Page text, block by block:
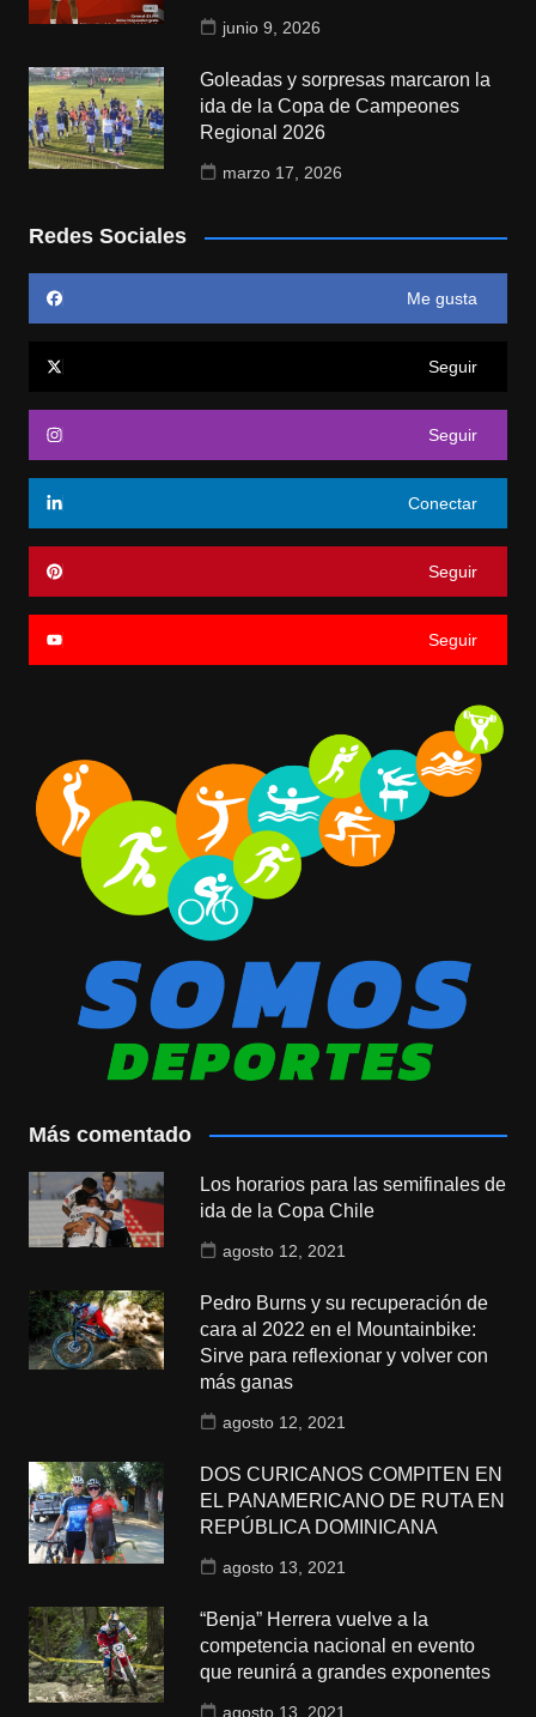
junio 9, 2026
Goleadas y sorpresas marcaron la
ida de la Copa de Campeones
Regional 2026
marzo 17, 2026
Redes Sociales
Me gusta
Seguir
Seguir
Conectar
Seguir
Seguir
Más comentado
Los horarios para las semifinales de
ida de la Copa Chile
agosto 12, 2021
Pedro Burns y su recuperación de
cara al 2022 en el Mountainbike:
Sirve para reflexionar y volver con
más ganas
agosto 12, 2021
DOS CURICANOS COMPITEN EN
EL PANAMERICANO DE RUTA EN
REPÚBLICA DOMINICANA
agosto 13, 2021
“Benja” Herrera vuelve a la
competencia nacional en evento
que reunirá a grandes exponentes
agosto 13, 2021